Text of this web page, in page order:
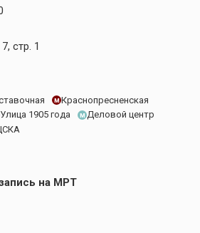
стр. 1
м Краснопресненская
Улица 1905 года м Деловой центр
на МРТ